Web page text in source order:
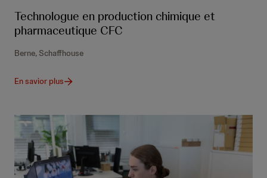
Technologue en production chimique et
pharmaceutique CFC
Berne, Schaffhouse
En savior plus